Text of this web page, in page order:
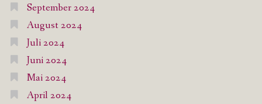
September 2024
August 2024
Juli 2024
Juni 2024
Mai 2024
April 2024